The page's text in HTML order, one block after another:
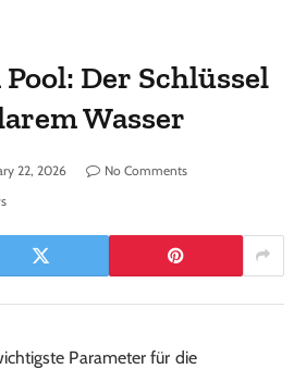
Der Schlüssel
Wasser
22, 2026
No Comments
Parameter für die